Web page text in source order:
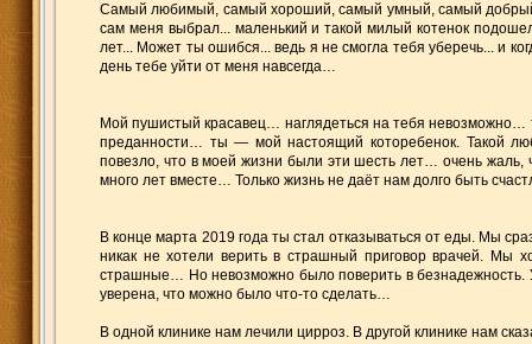
Самый любимый, самый хороший, самый умный, самый
сам меня выбрал... маленький и такой милый котенок
лет... Может ты ошибся... ведь я не смогла тебя уберечь... и
день тебе уйти от меня навсегда…
Мой пушистый красавец… наглядеться на тебя
преданности… ты — мой настоящий которебенок. Такой
повезло, что в моей жизни были эти шесть лет… очень жаль,
много лет вместе… Только жизнь не даёт нам долго быть
В конце марта 2019 года ты стал отказываться от еды. Мы
никак не хотели верить в страшный приговор врачей. Мы
страшные… Но невозможно было поверить в
уверена, что можно было что-то сделать…
В одной клинике нам лечили цирроз. В другой клинике нам